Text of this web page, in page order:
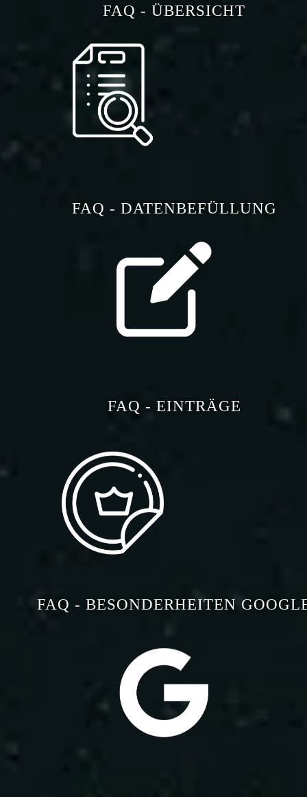
FAQ - ÜBERSICHT
FAQ - DATENBEFÜLLUNG
FAQ - EINTRÄGE
FAQ - BESONDERHEITEN